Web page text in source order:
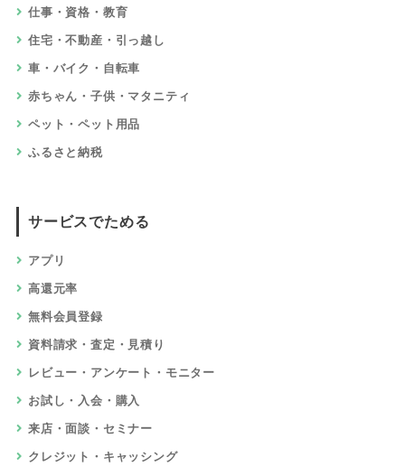
仕事・資格・教育
住宅・不動産・引っ越し
車・バイク・自転車
赤ちゃん・子供・マタニティ
ペット・ペット用品
ふるさと納税
サービスでためる
アプリ
高還元率
無料会員登録
資料請求・査定・見積り
レビュー・アンケート・モニター
お試し・入会・購入
来店・面談・セミナー
クレジット・キャッシング